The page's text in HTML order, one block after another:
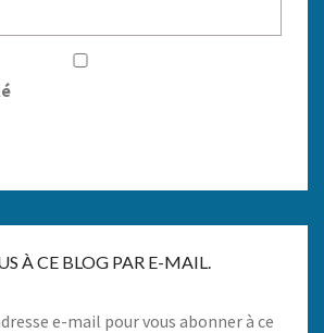
À CE BLOG PAR E-MAIL.
e-mail pour vous abonner à ce